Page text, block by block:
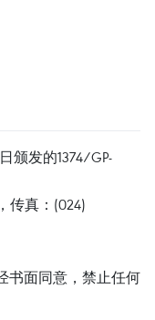
颁发的1374/GP-
传真：(024)
书面同意，禁止任何